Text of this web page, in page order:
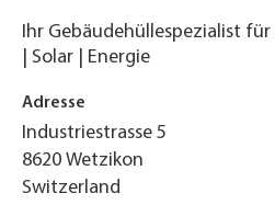
Ihr Gebäudehüllespezialist für
| Solar | Energie
Adresse
Industriestrasse 5
8620 Wetzikon
Switzerland